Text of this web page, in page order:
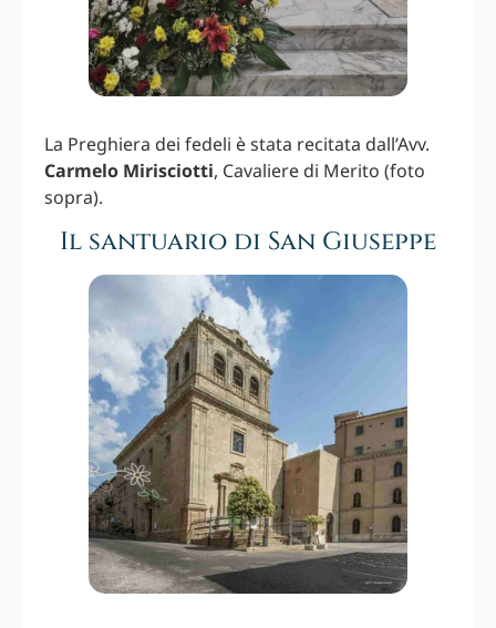
La Preghiera dei fedeli è stata recitata dall’Avv.
Carmelo Mirisciotti, Cavaliere di Merito (foto
sopra).
Il santuario di San Giuseppe